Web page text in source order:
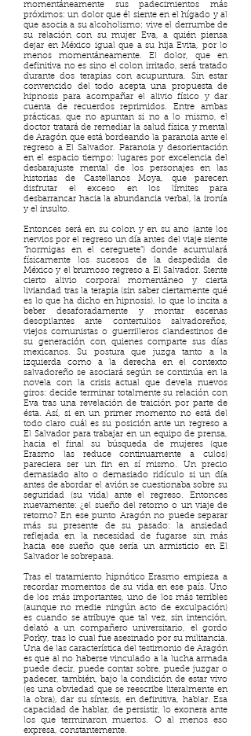
momentáneamente sus padecimientos más
próximos: un dolor que él siente en el hígado y al
que asocia a su alcoholismo; vive el derrumbe de
su relación con su mujer Eva, a quién piensa
dejar en México igual que a su hija Evita, por lo
menos momentáneamente. El dolor, que en
definitiva no es sino el colon irritado, será tratado
durante dos terapias con acupuntura. Sin estar
convencido del todo acepta una propuesta de
hipnosis para acompañar el alivio físico y dar
cuenta de recuerdos reprimidos. Entre ambas
prácticas, que no apuntan si no a lo mismo, el
doctor tratará de remediar la salud física y mental
de Aragón que está bordeando la paranoia ante el
regreso a El Salvador. Paranoia y desorientación
en el espacio tiempo: lugares por excelencia del
desbarajuste mental de los personajes en las
historias de Castellanos Moya, que parecen
disfrutar el exceso en los límites para
desbarrancar hacia la abundancia verbal, la ironía
y el insulto.
Entonces será en su colon y en su ano (ante los
nervios por el regreso un día antes del viaje siente
“hormigas en el cereguete”) donde acumulará
físicamente los sucesos de la despedida de
México y el brumoso regreso a El Salvador. Siente
cierto alivio corporal momentáneo y cierta
liviandad tras la terapia (sin saber ciertamente qué
es lo que ha dicho en hipnosis), lo que lo incita a
beber desaforadamente y montar escenas
desopilantes ante contertulios salvadoreños,
viejos comunistas o guerrilleros clandestinos de
su generación con quienes comparte sus días
mexicanos. Su postura que juzga tanto a la
izquierda como a la derecha en el contexto
salvadoreño se asociará según se continúa en la
novela con la crisis actual que devela nuevos
giros: decide terminar totalmente su relación con
Eva tras una revelación de traición por parte de
ésta. Así, si en un primer momento no está del
todo claro cuál es su posición ante un regreso a
El Salvador para trabajar en un equipo de prensa,
hacia el final su búsqueda de mujeres (que
Erasmo las reduce continuamente a culos)
pareciera ser un fin en sí mismo. Un precio
demasiado alto o demasiado ridículo si un día
antes de abordar el avión se cuestionaba sobre su
seguridad (su vida) ante el regreso. Entonces
nuevamente: ¿el sueño del retorno o un viaje de
retorno? En ese punto Aragón no puede separar
más su presente de su pasado: la ansiedad
reflejada en la necesidad de fugarse sin más
hacia ese sueño que sería un armisticio en El
Salvador le sobrepasa.
Tras el tratamiento hipnótico Erasmo empieza a
recordar momentos de su vida en ese país. Uno
de los más importantes, uno de los más terribles
(aunque no medie ningún acto de exculpación)
es cuando se atribuye que tal vez, sin intención,
delató a un compañero universitario, el gordo
Porky, tras lo cual fue asesinado por su militancia.
Una de las característica del testimonio de Aragón
es que al no haberse vinculado a la lucha armada
puede decir, puede contar sobre, puede juzgar o
padecer, también, bajo la condición de estar vivo
(es una obviedad que se reescribe literalmente en
la obra), dar su síntesis, en definitiva, hablar. Esa
capacidad de hablar, de persistir, lo exonera ante
los que terminaron muertos. O al menos eso
expresa, constantemente.